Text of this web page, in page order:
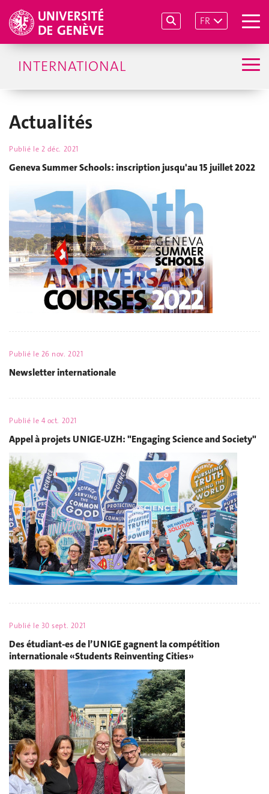
FR
INTERNATIONAL
Actualités
Publié le 2 déc. 2021
Geneva Summer Schools: inscription jusqu'au 15 juillet 2022
Publié le 26 nov. 2021
Newsletter internationale
Publié le 4 oct. 2021
Appel à projets UNIGE-UZH: "Engaging Science and Society"
Publié le 30 sept. 2021
Des étudiant-es de l’UNIGE gagnent la compétition
internationale «Students Reinventing Cities»